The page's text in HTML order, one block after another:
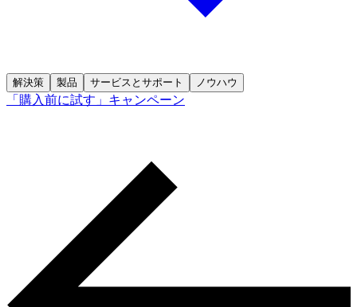
解決策 製品 サービスとサポート ノウハウ
「購入前に試す」キャンペーン